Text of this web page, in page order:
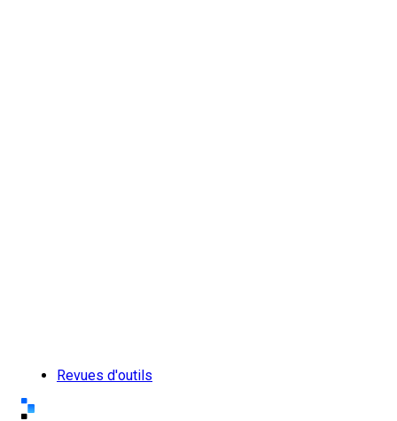
Revues d'outils